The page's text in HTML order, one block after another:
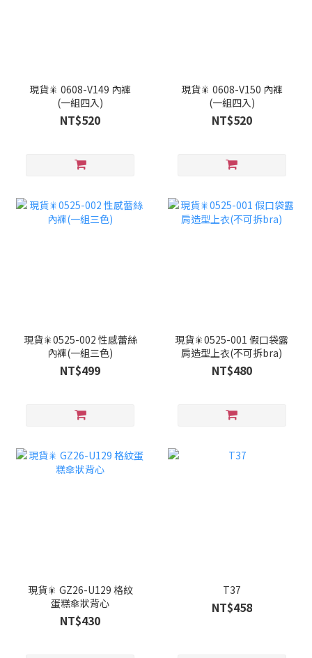
現貨🎇 0608-V149 內褲
(一組四入)
NT$520
現貨🎇 0608-V150 內褲
(一組四入)
NT$520
現貨🎇0525-002 性感蕾絲
內褲(一組三色)
NT$499
現貨🎇0525-001 假口袋露
肩造型上衣(不可拆bra)
NT$480
現貨🎇 GZ26-U129 格紋
蛋糕傘狀背心
NT$430
T37
NT$458